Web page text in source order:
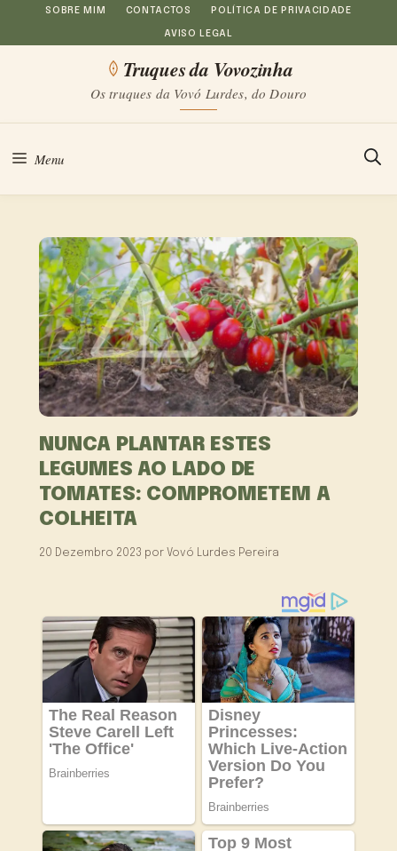
Saltar
para
conteúdo
SOBRE MIM CONTACTOS POLÍTICA DE PRIVACIDADE
AVISO LEGAL
Truques da Vovozinha
Os truques da Vovó Lurdes, do Douro
Menu
NUNCA PLANTAR ESTES
LEGUMES AO LADO DE
TOMATES: COMPROMETEM A
COLHEITA
20 Dezembro 2023 por Vovó Lurdes Pereira